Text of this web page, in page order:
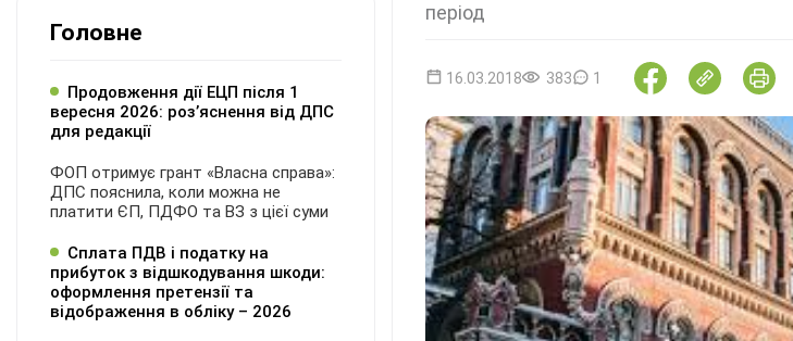
період
16.03.2018 383 1
Головне
Продовження дії ЕЦП після 1
вересня 2026: розʼяснення від ДПС
для редакції
ФОП отримує грант «Власна справа»:
ДПС пояснила, коли можна не
платити ЄП, ПДФО та ВЗ з цієї суми
Сплата ПДВ і податку на
прибуток з відшкодування шкоди:
оформлення претензії та
відображення в обліку – 2026